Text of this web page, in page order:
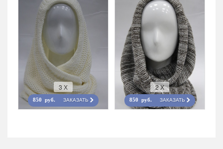
3 Х
850 руб. ЗАКАЗАТЬ
2 Х
850 руб. ЗАКАЗАТЬ